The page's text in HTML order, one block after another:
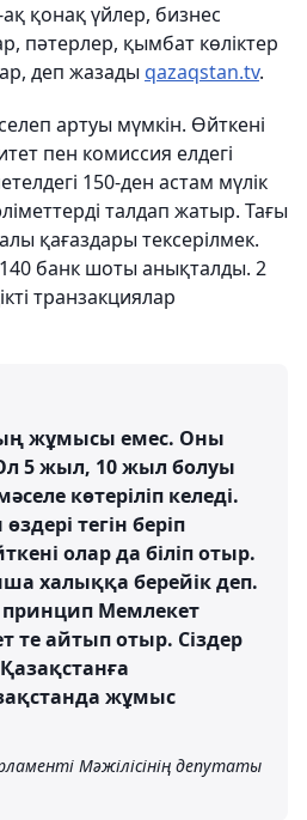
қонақ үйлер, бизнес
пәтерлер, қымбат көліктер
деп жазады qazaqstan.tv.
артуы мүмкін. Өйткені
пен комиссия елдегі
150-ден астам мүлік
талдап жатыр. Тағы
қағаздары тексерілмек.
140 банк шоты анықталды. 2
транзакциялар
жұмысы емес. Оны
5 жыл, 10 жыл болуы
көтеріліп келеді.
тегін беріп
олар да біліп отыр.
халыққа берейік деп.
Мемлекет
те айтып отыр. Сіздер
жұмыс
Мәжілісінің депутаты